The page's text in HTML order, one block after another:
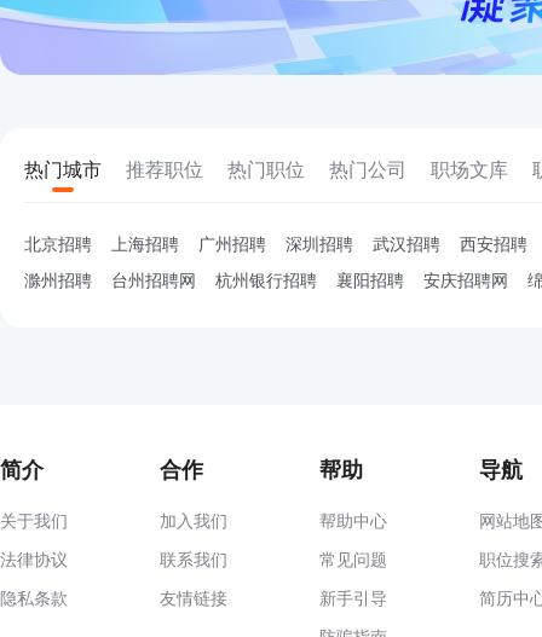
热门城市 推荐职位 热门职位 热门公司 职场文库
北京招聘 上海招聘 广州招聘 深圳招聘 武汉招聘
西安招聘
滁州招聘
台州招聘网 杭州银行招聘 襄阳招聘 安庆招聘网
简介
关于我们
法律协议
隐私条款
合作
加入我们
联系我们
友情链接
帮助
帮助中心
常见问题
新手引导
导航
网站地
职位搜
简历中